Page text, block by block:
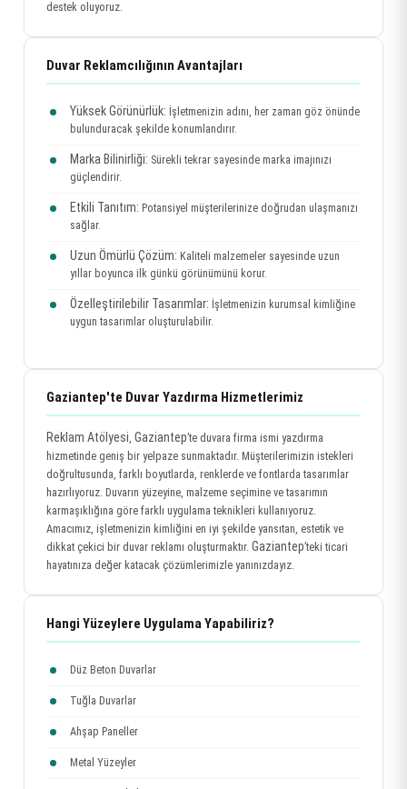
destek oluyoruz.
Duvar Reklamcılığının Avantajları
Yüksek Görünürlük: İşletmenizin adını, her zaman göz önünde
bulunduracak şekilde konumlandırır.
Marka Bilinirliği: Sürekli tekrar sayesinde marka imajınızı
güçlendirir.
Etkili Tanıtım: Potansiyel müşterilerinize doğrudan ulaşmanızı
sağlar.
Uzun Ömürlü Çözüm: Kaliteli malzemeler sayesinde uzun
yıllar boyunca ilk günkü görünümünü korur.
Özelleştirilebilir Tasarımlar: İşletmenizin kurumsal kimliğine
uygun tasarımlar oluşturulabilir.
Gaziantep'te Duvar Yazdırma Hizmetlerimiz
Reklam Atölyesi, Gaziantep’te duvara firma ismi yazdırma
hizmetinde geniş bir yelpaze sunmaktadır. Müşterilerimizin istekleri
doğrultusunda, farklı boyutlarda, renklerde ve fontlarda tasarımlar
hazırlıyoruz. Duvarın yüzeyine, malzeme seçimine ve tasarımın
karmaşıklığına göre farklı uygulama teknikleri kullanıyoruz.
Amacımız, işletmenizin kimliğini en iyi şekilde yansıtan, estetik ve
dikkat çekici bir duvar reklamı oluşturmaktır. Gaziantep’teki ticari
hayatınıza değer katacak çözümlerimizle yanınızdayız.
Hangi Yüzeylere Uygulama Yapabiliriz?
Düz Beton Duvarlar
Tuğla Duvarlar
Ahşap Paneller
Metal Yüzeyler